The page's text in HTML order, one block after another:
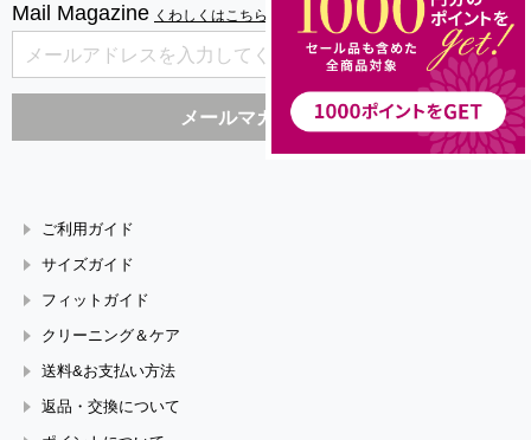
Mail Magazine くわしくはこちら
ご利用ガイド
サイズガイド
フィットガイド
クリーニング＆ケア
送料&お支払い方法
返品・交換について